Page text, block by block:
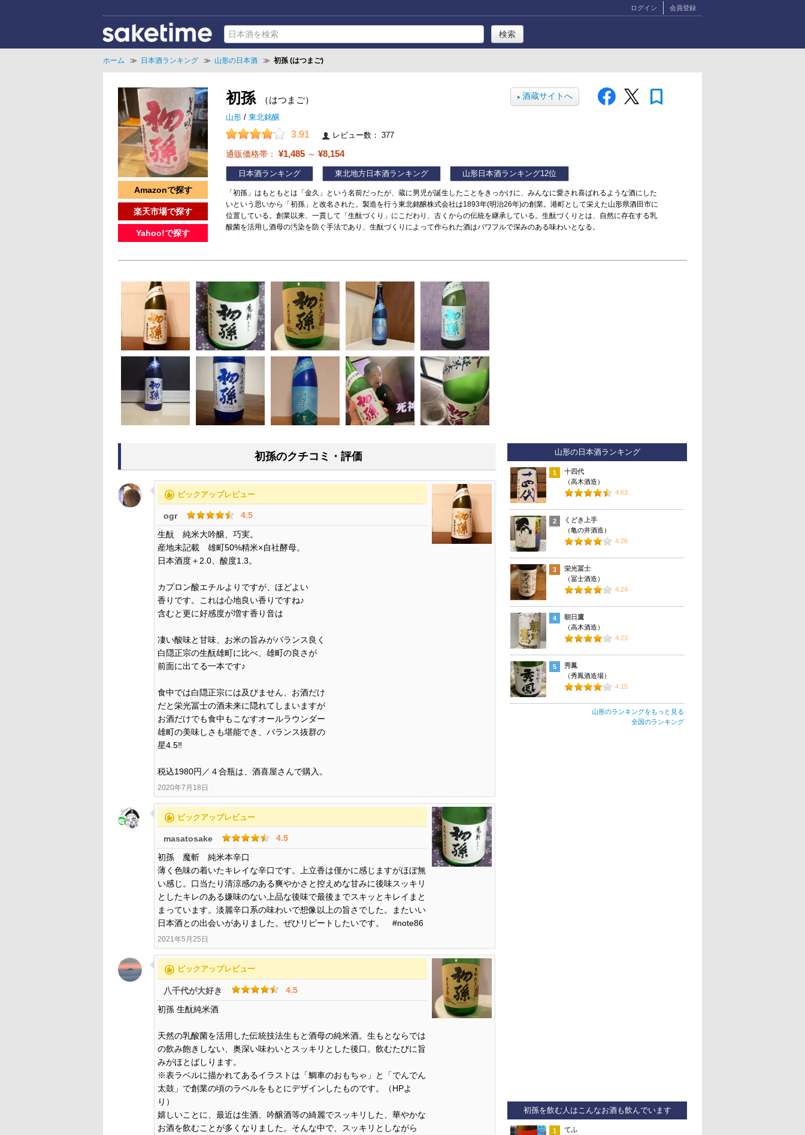
ログイン 会員登録
ホーム ≫ 日本酒ランキング ≫ 山形の日本酒 ≫ 初孫 (はつまご)
Amazonで探す
楽天市場で探す
Yahoo!で探す
初孫 （はつまご） bookmark
▶ 酒蔵サイトへ
山形 / 東北銘醸
3.91 レビュー数： 377
通販価格帯： ¥1,485 ～ ¥8,154
日本酒ランキング 東北地方日本酒ランキング 山形日本酒ランキング12位
「初孫」はもともとは「金久」という名前だったが、蔵に男児が誕生したことをきっかけに、みんなに愛され喜ばれるような酒にした
いという思いから「初孫」と改名された。製造を行う東北銘醸株式会社は1893年(明治26年)の創業。港町として栄えた山形県酒田市に
位置している。創業以来、一貫して「生酛づくり」にこだわり、古くからの伝統を継承している。生酛づくりとは、自然に存在する乳
酸菌を活用し酒母の汚染を防ぐ手法であり、生酛づくりによって作られた酒はパワフルで深みのある味わいとなる。
初孫のクチコミ・評価
recommend ピックアップレビュー
ogr
4.5
生酛 純米大吟醸、巧実。
産地未記載 雄町50%精米×自社酵母。
日本酒度＋2.0、酸度1.3。
カプロン酸エチルよりですが、ほどよい
香りです。これは心地良い香りですね♪
含むと更に好感度が増す香り音は
凄い酸味と甘味、お米の旨みがバランス良く
白隠正宗の生酛雄町に比べ、雄町の良さが
前面に出てる一本です♪
食中では白隠正宗には及びません、お酒だけ
だと栄光冨士の酒未来に隠れてしまいますが
お酒だけでも食中もこなすオールラウンダー
雄町の美味しさも堪能でき、バランス抜群の
星4.5‼︎
税込1980円／４合瓶は、酒喜屋さんで購入。
2020年7月18日
recommend ピックアップレビュー
masatosake
4.5
初孫 魔斬 純米本辛口
薄く色味の着いたキレイな辛口です。上立香は僅かに感じますがほぼ無
い感じ。口当たり清涼感のある爽やかさと控えめな甘みに後味スッキリ
としたキレのある嫌味のない上品な後味で最後までスキッとキレイまと
まっています。淡麗辛口系の味わいで想像以上の旨さでした。またいい
日本酒との出会いがありました。ぜひリピートしたいです。 #note86
2021年5月25日
recommend ピックアップレビュー
八千代が大好き
4.5
初孫 生酛純米酒
天然の乳酸菌を活用した伝統技法生もと酒母の純米酒。生もとならでは
の飲み飽きしない、奥深い味わいとスッキリとした後口。飲むたびに旨
みがほとばしります。
※表ラベルに描かれてあるイラストは「鯛車のおもちゃ」と「でんでん
太鼓」で創業の頃のラベルをもとにデザインしたものです。（HPよ
り）
嬉しいことに、最近は生酒、吟醸酒等の綺麗でスッキリした、華やかな
お酒を飲むことが多くなりました。そんな中で、スッキリとしながら
山形の日本酒ランキング
1
十四代
（高木酒造）
4.63
2
くどき上手
（亀の井酒造）
4.26
3
栄光冨士
（冨士酒造）
4.24
4
朝日鷹
（高木酒造）
4.23
5
秀鳳
（秀鳳酒造場）
4.15
山形のランキングをもっと見る
全国のランキング
初孫を飲む人はこんなお酒も飲んでいます
1
てふ